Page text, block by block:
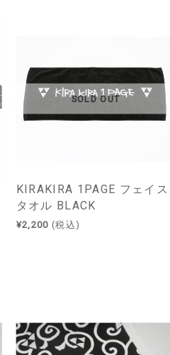
SOLD OUT
KIRAKIRA 1PAGE フェイス
タオル BLACK
¥2,200 (税込)